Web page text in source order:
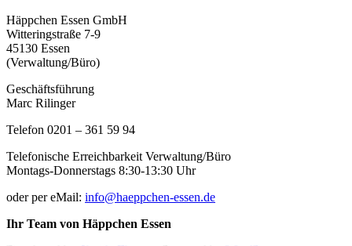
Häppchen Essen GmbH
Witteringstraße 7-9
45130 Essen
(Verwaltung/Büro)
Geschäftsführung
Marc Rilinger
Telefon 0201 – 361 59 94
Telefonische Erreichbarkeit Verwaltung/Büro
Montags-Donnerstags 8:30-13:30 Uhr
oder per eMail: info@haeppchen-essen.de
Ihr Team von Häppchen Essen